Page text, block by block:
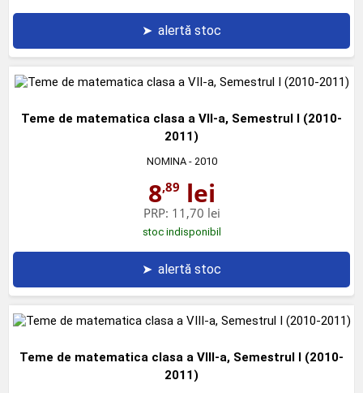
➤ alertă stoc
Teme de matematica clasa a VII-a, Semestrul I (2010-
2011)
NOMINA- 2010
8,89 lei
PRP: 11,70 lei
stoc indisponibil
➤ alertă stoc
Teme de matematica clasa a VIII-a, Semestrul I (2010-
2011)